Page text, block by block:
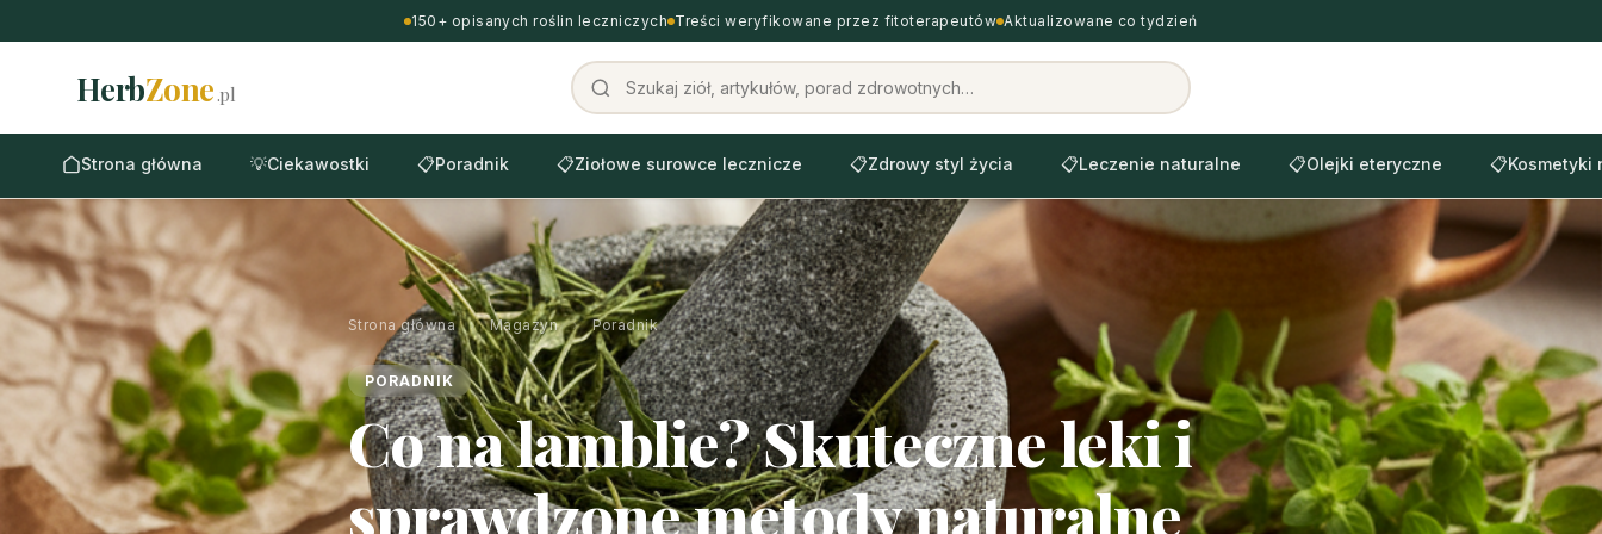
150+ opisanych roślin leczniczych Treści weryfikowane przez fitoterapeutów Aktualizowane co tydzień
HerbZone.pl
Strona główna 💡Ciekawostki 📋Poradnik 📋Ziołowe surowce lecznicze 📋Zdrowy styl życia 📋Leczenie naturalne 📋Olejki eteryczne 📋Kosmetyki
Strona główna › Magazyn › Poradnik
PORADNIK
Co na lamblie? Skuteczne leki i
sprawdzone metody naturalne